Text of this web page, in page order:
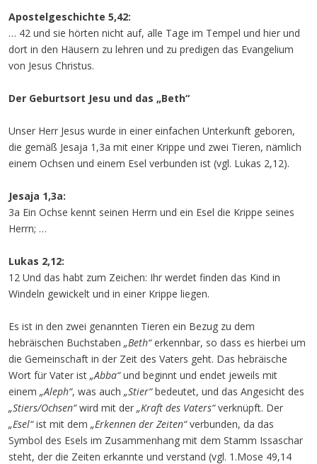
Apostelgeschichte 5,42:
… 42 und sie hörten nicht auf, alle Tage im Tempel und hier und
dort in den Häusern zu lehren und zu predigen das Evangelium
von Jesus Christus.
Der Geburtsort Jesu und das „Beth“
Unser Herr Jesus wurde in einer einfachen Unterkunft geboren,
die gemäß Jesaja 1,3a mit einer Krippe und zwei Tieren, nämlich
einem Ochsen und einem Esel verbunden ist (vgl. Lukas 2,12).
Jesaja 1,3a:
3a Ein Ochse kennt seinen Herrn und ein Esel die Krippe seines
Herrn; …
Lukas 2,12:
12 Und das habt zum Zeichen: Ihr werdet finden das Kind in
Windeln gewickelt und in einer Krippe liegen.
Es ist in den zwei genannten Tieren ein Bezug zu dem
hebräischen Buchstaben „Beth“erkennbar, so dass es hierbei um
die Gemeinschaft in der Zeit des Vaters geht. Das hebräische
Wort für Vater ist „Abba“und beginnt und endet jeweils mit
einem „Aleph“, was auch „Stier“bedeutet, und das Angesicht des
„Stiers/Ochsen“wird mit der „Kraft des Vaters“verknüpft. Der
„Esel“ist mit dem „Erkennen der Zeiten“verbunden, da das
Symbol des Esels im Zusammenhang mit dem Stamm Issaschar
steht, der die Zeiten erkannte und verstand (vgl. 1.Mose 49,14